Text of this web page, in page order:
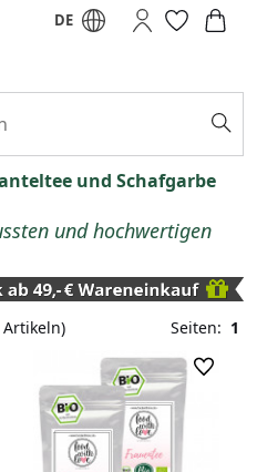
DE
und Schafgarbe
und hochwertigen
Artikeln) Seiten: 1